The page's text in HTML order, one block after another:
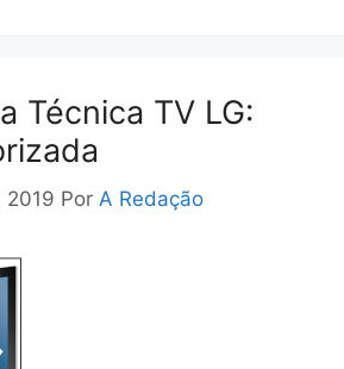
Técnica TV LG:
2019 Por A Redação